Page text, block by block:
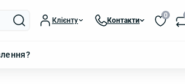
Клієнту Контакти
0